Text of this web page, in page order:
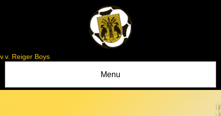
v.v. Reiger Boys
Menu